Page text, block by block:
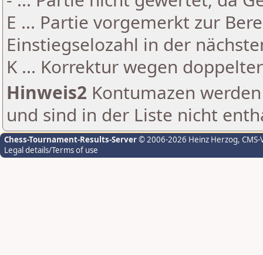
E ... Partie vorgemerkt zur
Einstiegselozahl in der
K ... Korrektur wegen
Hinweis2 Kontumazen
und sind in der Liste nicht
Chess-Tournament-Results-Server© 2006-2026 Heinz Herzog,
Legal details/Terms of use